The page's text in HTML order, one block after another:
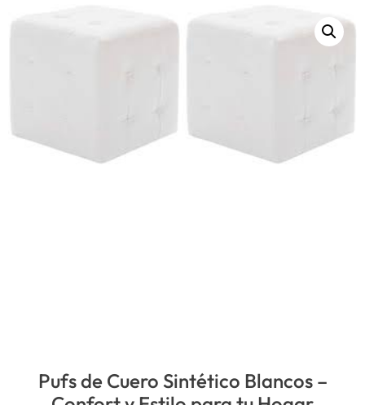
Pufs de Cuero Sintético Blancos –